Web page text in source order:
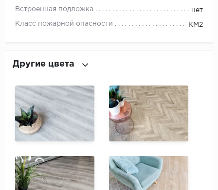
SPC Alta Step
SPC Flooring
SPC Ideal Flooring
SPC Kronostep
SPC Stronghold
Встроенная подложка нет
Класс пожарной опасности КМ2
Другие цвета